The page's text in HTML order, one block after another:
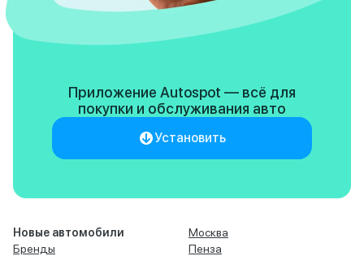
Приложение Autospot — всё для
покупки и обслуживания авто
Установить
Новые автомобили
Бренды
Москва
Пенза